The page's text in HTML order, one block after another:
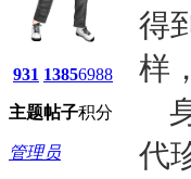
931
主题
1385
帖子
6988
积分
管理员
得
样
代